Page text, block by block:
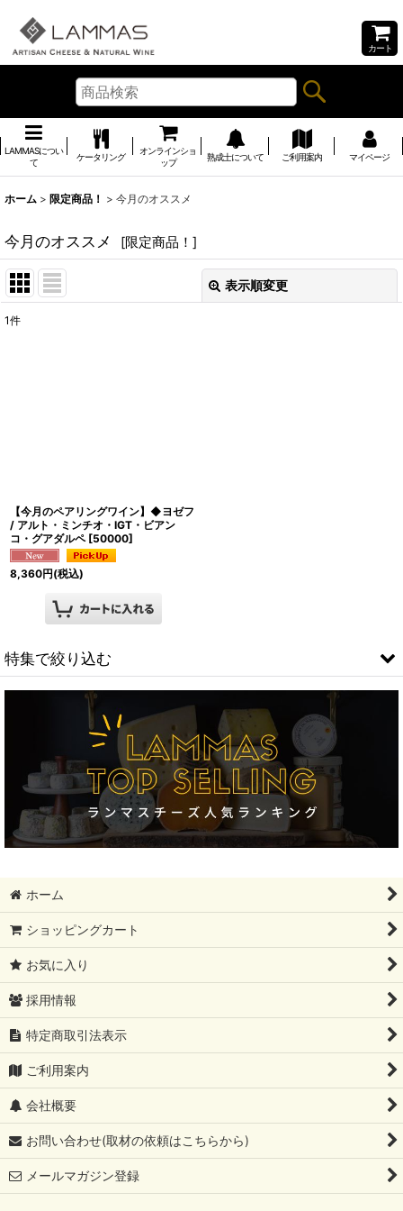
カート
LAMMASについ
て
ケータリング
オンラインショ
ップ
熟成士について ご利用案内 マイページ
ホーム > 限定商品！ > 今月のオススメ
今月のオススメ [限定商品！ ]
表示順変更
1件
【今月のペアリングワイン】◆ヨゼフ
/ アルト・ミンチオ・IGT・ビアン
コ・グアダルペ [50000]
8,360円(税込)
特集で絞り込む
フィンランド大SALE!!!!
モンドール
12月31日まで
レストラン卸分SALE
父の日ギフト
コンテ祭り【10%OFF】
ブリートリュフ
初めてセット
六本木店限定予約
ホーム
ショッピングカート
お気に入り
採用情報
特定商取引法表示
ご利用案内
会社概要
お問い合わせ(取材の依頼はこちらから)
メールマガジン登録